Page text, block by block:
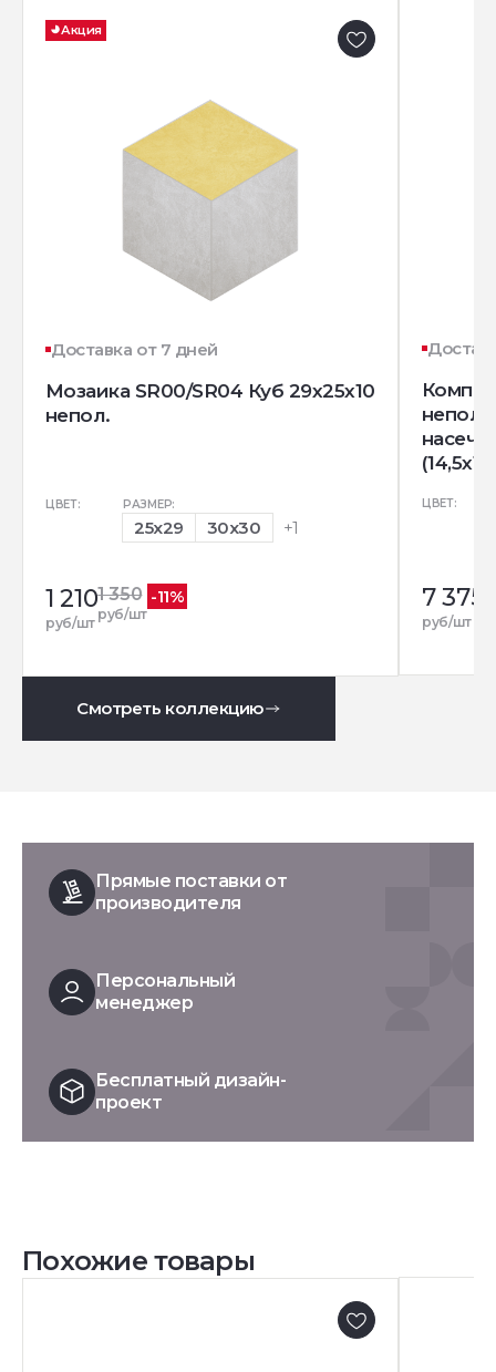
Акция
Доставка от 7 дней
Мозаика SR00/SR04 Куб 29x25x10
непол.
ЦВЕТ: РАЗМЕР:
25x29 30x30 +1
1 210
руб/шт
1 350
руб/шт
-11%
непол.
ЦВЕТ:
7 375
руб/шт
Смотреть коллекцию
Прямые поставки от
производителя
Персональный
менеджер
Бесплатный дизайн-
проект
Похожие товары